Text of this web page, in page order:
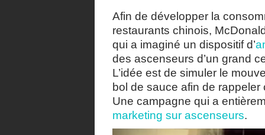
Afin de développer la
restaurants chinois,
qui a imaginé un dispositif d’
des ascenseurs d’un grand
L’idée est de simuler le
bol de sauce afin de
Une campagne qui a
marketing sur ascenseurs.